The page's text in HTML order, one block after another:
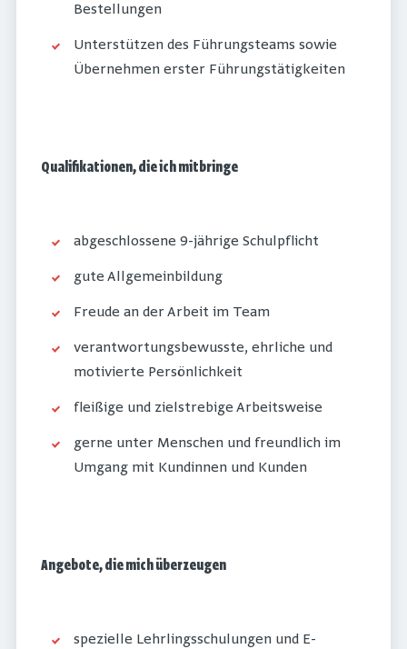
Bestellungen
Unterstützen des Führungsteams sowie
Übernehmen erster Führungstätigkeiten
Qualifikationen, die ich mitbringe
abgeschlossene 9-jährige Schulpflicht
gute Allgemeinbildung
Freude an der Arbeit im Team
verantwortungsbewusste, ehrliche und
motivierte Persönlichkeit
fleißige und zielstrebige Arbeitsweise
gerne unter Menschen und freundlich im
Umgang mit Kundinnen und Kunden
Angebote, die mich überzeugen
spezielle Lehrlingsschulungen und E-